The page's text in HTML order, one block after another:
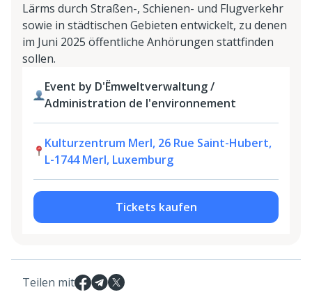
Lärms durch Straßen-, Schienen- und Flugverkehr
sowie in städtischen Gebieten entwickelt, zu denen
im Juni 2025 öffentliche Anhörungen stattfinden
sollen.
Event by D'Ëmweltverwaltung /
Administration de l'environnement
Kulturzentrum Merl, 26 Rue Saint-Hubert,
L-1744 Merl, Luxemburg
Tickets kaufen
Teilen mit